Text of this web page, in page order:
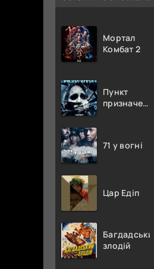
Мортал
Комбат 2
Пункт
призначення
71 у вогні
Цар Едіп
Багдадський
злодій